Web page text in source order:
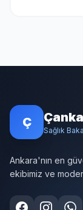
Ç
Sağlık
Ankara'nın en
ekibimiz ve